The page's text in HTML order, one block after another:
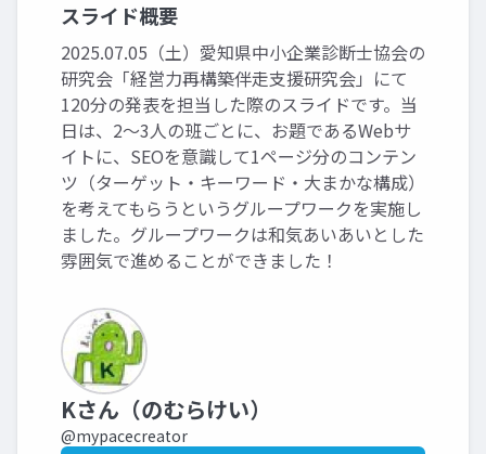
スライド概要
2025.07.05（土）愛知県中小企業診断士協会の
研究会「経営力再構築伴走支援研究会」にて
120分の発表を担当した際のスライドです。当
日は、2〜3人の班ごとに、お題であるWebサ
イトに、SEOを意識して1ページ分のコンテン
ツ（ターゲット・キーワード・大まかな構成）
を考えてもらうというグループワークを実施し
ました。グループワークは和気あいあいとした
雰囲気で進めることができました！
Kさん（のむらけい）
@mypacecreator